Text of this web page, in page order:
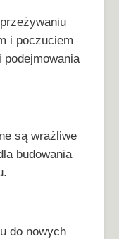
i poczuciem
są wrażliwe
budowania
do nowych